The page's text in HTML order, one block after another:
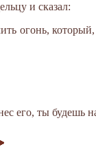
и сказал:
огонь,
его, ты будешь